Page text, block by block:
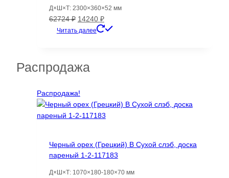
Д×Ш×Т: 2300×360×52 мм
62724₽ Первоначальная
цена
14240 ₽Текущая
цена:
Читать далее
Распродажа
Распродажа!
Черный орех (Грецкий) B Сухой слэб, доска
пареный 1-2-117183
Д×Ш×Т: 1070×180-180×70 мм